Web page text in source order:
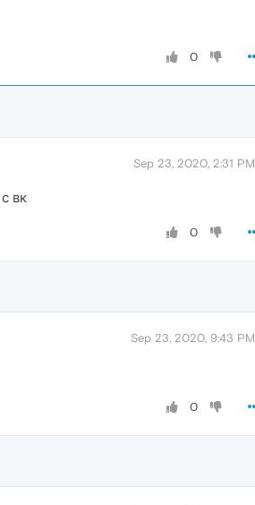
0
Sep 23, 2020, 2:31 PM
вк
0
Sep 23, 2020, 9:43 PM
0